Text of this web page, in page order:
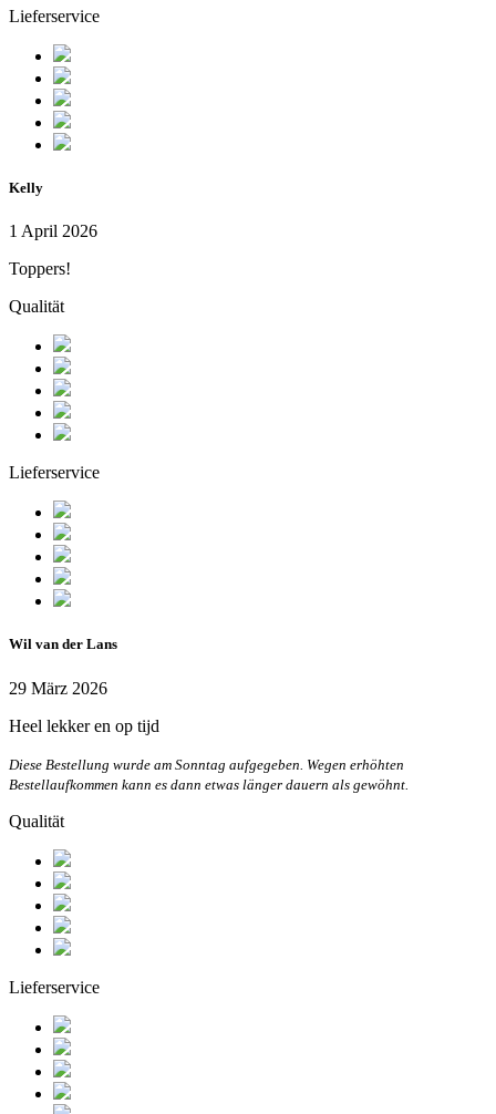
Lieferservice
Kelly
1 April 2026
Toppers!
Qualität
Lieferservice
Wil van der Lans
29 März 2026
Heel lekker en op tijd
Diese Bestellung wurde am Sonntag aufgegeben. Wegen erhöhten
Bestellaufkommen kann es dann etwas länger dauern als gewöhnt.
Qualität
Lieferservice